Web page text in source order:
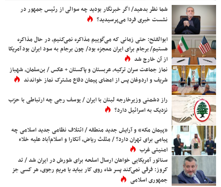
شما نظر بدهید/ اگر خبرنگار بودید چه سوالی از رئیس جمهور در
نشست خبری فردا می‌پرسیدید؟
ابوالفتح: حتی زمانی که می‌گوییم مذاکره نمی‌کنیم، در حال مذاکره
هستیم/ برجام برای ایران معجزه بود/ چون برجام به سود ایران بود آمریکا
از آن خارج شد
نماز جماعت سران ترکیه، عربستان و پاکستان + عکس / بن‌سلمان، شهباز
شریف و اردوغان پس از امضای پیمان دفاع مشترک نماز خواندند
راز دشمنی وزیرخارجه لبنان با ایران / یوسف رجی چه ارتباطی با حزب
نزدیک به اسرائیل دارد؟
«پیمان مکه» و آرایش جدید منطقه / ائتلاف نظامی جدید اسلامی چه
پیامی برای تهران دارد؟ / مثلث ریاض، آنکارا و اسلام‌آباد علیه خلاء
امنیتی غرب
سناتور آمریکایی خواهان ارسال اسلحه برای شورش در ایران شد / تد
کروز: فرقی نمی‌کند پسر شاه روی کار بیاید یا مریم رجوی، هر کسی جز
جمهوری اسلامی